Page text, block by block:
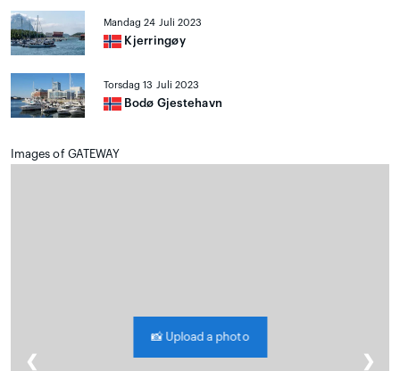
Mandag 24 Juli 2023
Kjerringøy
Torsdag 13 Juli 2023
Bodø Gjestehavn
Images of GATEWAY
📸Upload a photo
❮ ❯